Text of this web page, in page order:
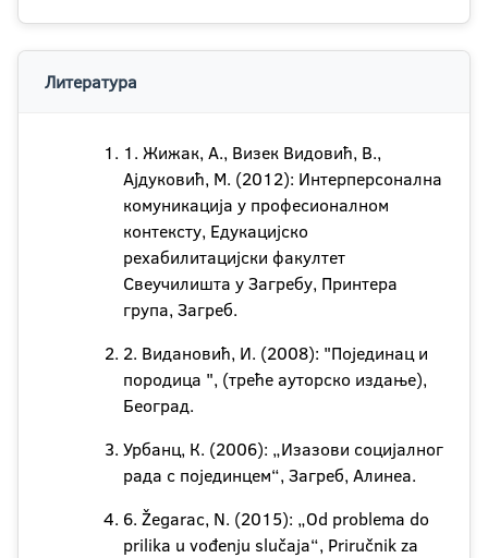
Литература
1. Жижак, А., Визек Видовић, В.,
Ајдуковић, М. (2012): Интерперсонална
комуникација у професионалном
контексту, Едукацијско
рехабилитацијски факултет
Свеучилишта у Загребу, Принтера
група, Загреб.
2. Видановић, И. (2008): "Појединац и
породица ", (треће ауторско издање),
Београд.
Урбанц, К. (2006): „Изазови социјалног
рада с појединцем“, Загреб, Алинеа.
6. Žegarac, N. (2015): „Od problema do
prilika u vođenju slučaja“, Priručnik za